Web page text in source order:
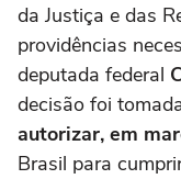
da Justiça e das
providências
deputada federal
decisão foi
autorizar, em
Brasil para